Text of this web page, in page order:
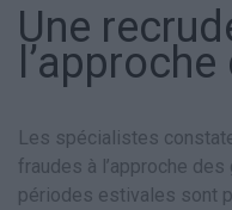
Une
l’approche
Les spécialistes
fraudes à l’approche
périodes estivales sont